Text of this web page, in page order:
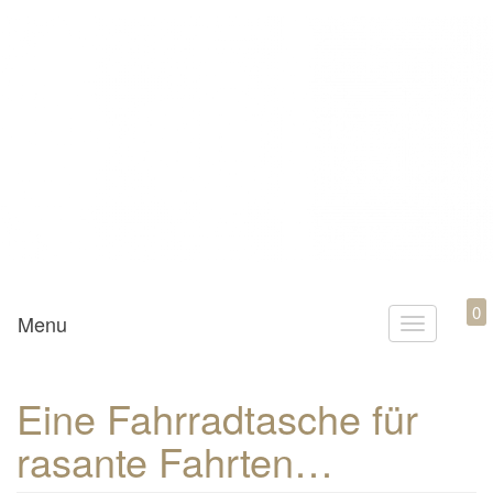
Mamili1910
T
g
Menu 0
Eine Fahrradtasche für
rasante Fahrten…